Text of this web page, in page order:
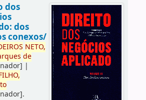
dos
dos
conexos/
IROS NETO,
de
nador] |
nador].